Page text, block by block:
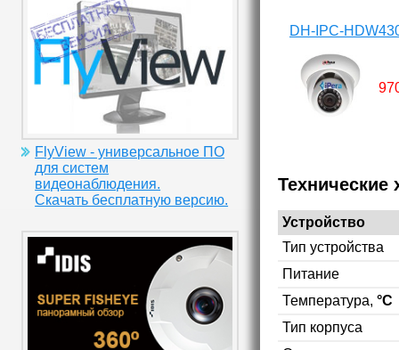
FlyView - универсальное ПО
для систем
видеонаблюдения.
Скачать бесплатную версию.
DH-IPC-
Технические
Устройство
Тип устройства
Питание
Температура, °C
Тип корпуса